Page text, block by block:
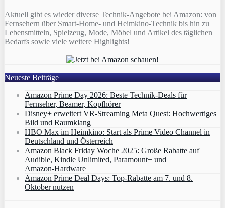
Aktuell gibt es wieder diverse Technik-Angebote bei Amazon: von
Fernsehern über Smart-Home- und Heimkino-Technik bis hin zu
Lebensmitteln, Spielzeug, Mode, Möbel und Artikel des täglichen
Bedarfs sowie viele weitere Highlights!
Neueste Beiträge
Amazon Prime Day 2026: Beste Technik-Deals für
Fernseher, Beamer, Kopfhörer
Disney+ erweitert VR‑Streaming Meta Quest: Hochwertiges
Bild und Raumklang
HBO Max im Heimkino: Start als Prime Video Channel in
Deutschland und Österreich
Amazon Black Friday Woche 2025: Große Rabatte auf
Audible, Kindle Unlimited, Paramount+ und
Amazon‑Hardware
Amazon Prime Deal Days: Top-Rabatte am 7. und 8.
Oktober nutzen